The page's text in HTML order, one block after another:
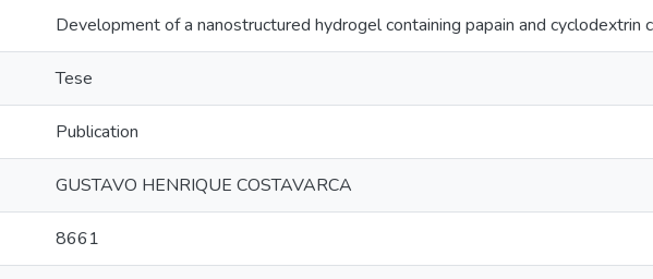
Development of a nanostructured hydrogel containing papain and cyclodextrin
Tese
Publication
GUSTAVO HENRIQUE COSTAVARCA
8661